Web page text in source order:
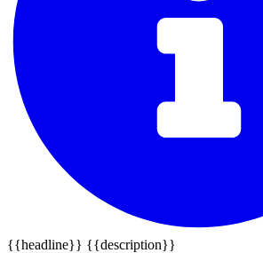
{{headline}} {{description}}